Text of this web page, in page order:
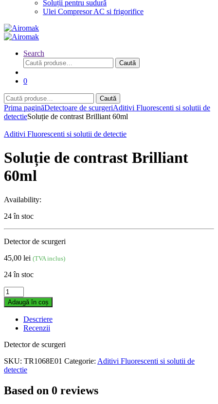
Soluții pentru sudură
Ulei Compresor AC si frigorifice
Search
Caută
după:
Caută
0
Caută
după:
Caută
Prima paginăDetectoare de scurgeriAditivi Fluorescenti si solutii de
detectieSoluție de contrast Brilliant 60ml
Aditivi Fluorescenti si solutii de detectie
Soluție de contrast Brilliant
60ml
Availability:
24 în stoc
Detector de scurgeri
45,00 lei (TVA inclus)
24 în stoc
Soluție
de
contrast
Brilliant
60ml
quantity
Adaugă în coș
Descriere
Recenzii
Detector de scurgeri
SKU: TR1068E01 Categorie: Aditivi Fluorescenti si solutii de
detectie
Based on 0 reviews